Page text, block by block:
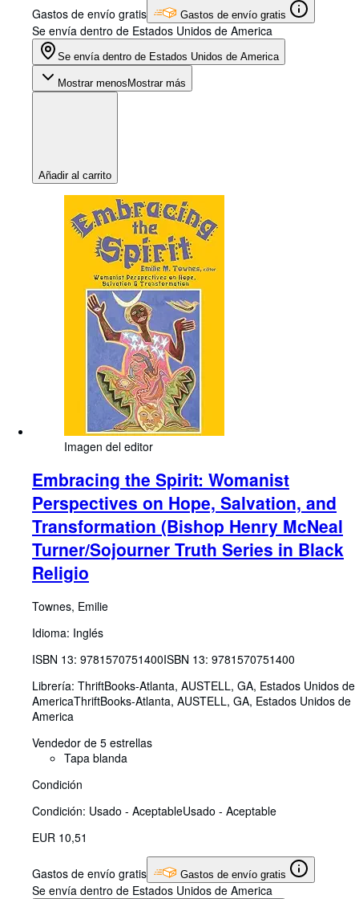
Gastos de envío gratis Gastos de envío gratis
Se envía dentro de Estados Unidos de America
Se envía dentro de Estados Unidos de America
Mostrar menos Mostrar más
Añadir al carrito
Imagen del editor
Embracing the Spirit: Womanist
Perspectives on Hope, Salvation, and
Transformation (Bishop Henry McNeal
Turner/Sojourner Truth Series in Black
Religio
Townes, Emilie
Idioma: Inglés
ISBN 13: 9781570751400ISBN 13: 9781570751400
Librería: ThriftBooks-Atlanta, AUSTELL, GA, Estados Unidos de
AmericaThriftBooks-Atlanta, AUSTELL, GA, Estados Unidos de
America
Vendedor de 5 estrellas
Tapa blanda
Condición
Condición: Usado - AceptableUsado - Aceptable
EUR 10,51
Gastos de envío gratis Gastos de envío gratis
Se envía dentro de Estados Unidos de America